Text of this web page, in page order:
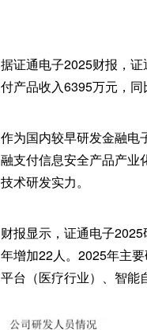
据证通电子2025财报，
付产品收入6395万元，同
作为国内较早研发金融电
融支付信息安全产品产业
技术研发实力。
财报显示，证通电子
年增加22人。2025年主
平台（医疗行业）、智能